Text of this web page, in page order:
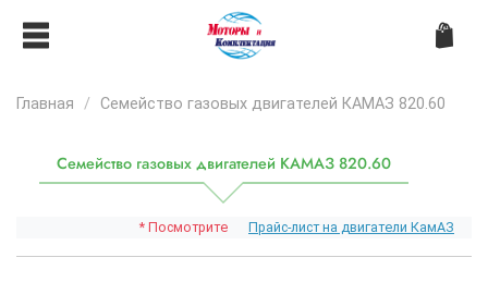
Главная Семейство газовых двигателей КАМАЗ 820.60
Семейство газовых двигателей КАМАЗ 820.60
* Посмотрите Прайс-лист на двигатели КамАЗ